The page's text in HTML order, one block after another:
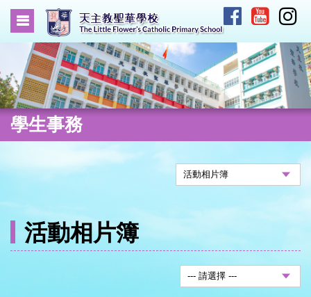
學生事務
活動相片簿